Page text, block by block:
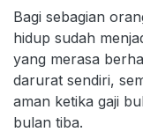
Bagi sebagian
hidup sudah
yang merasa
darurat sendiri,
aman ketika gaji
bulan tiba.